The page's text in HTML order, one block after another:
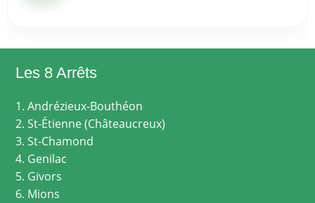
Les 8 Arrêts
1. Andrézieux-Bouthéon
2. St-Étienne (Châteaucreux)
3. St-Chamond
4. Genilac
5. Givors
6. Mions